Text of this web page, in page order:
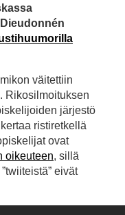
väitettiin
Rikosilmoituksen
järjestö
ristiretkellä
ovat
oikeuteen, sillä
eivät